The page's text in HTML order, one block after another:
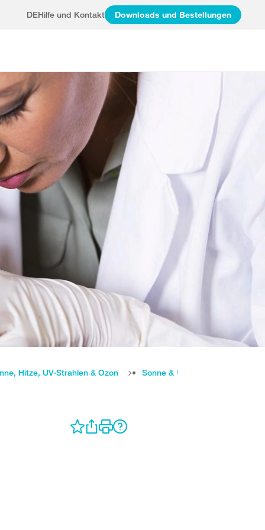
DEHilfe und Kontakt Downloads und Bestellungen
Hitze, UV-Strahlen & Ozon Sonne & UV-Strahlung